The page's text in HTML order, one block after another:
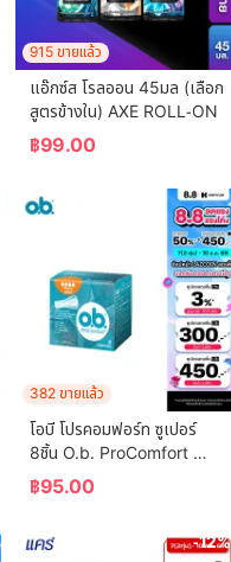
915 ขายแล้ว
แอ๊กซ์ส โรลออน 45มล (เลือก
สูตรข้างใน) AXE ROLL-ON
฿99.00
382 ขายแล้ว
โอบี โปรคอมฟอร์ท ซูเปอร์
8ชิ้น O.b. ProComfort
(Blossom) Super 8 ผ้า
อนามัยแบบสอด
฿95.00
-12%